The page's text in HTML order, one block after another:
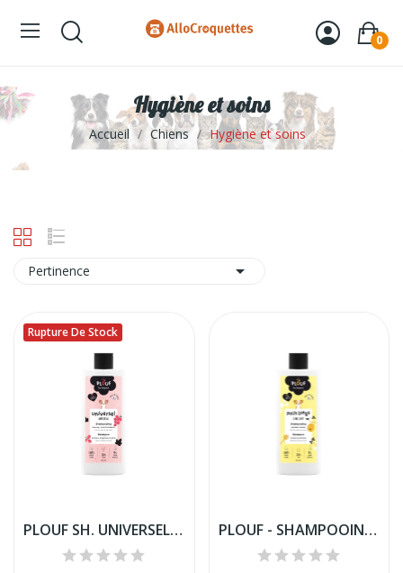
0
Hygiène et soins
Accueil Chiens Hygiène et soins
Pertinence 
Rupture De Stock
PLOUF SH. UNIVERSEL (UNIVERSAL SH.) 200ML PLOUF - SHAMPOOING POILS LONGS POUR CHIEN 200ML.